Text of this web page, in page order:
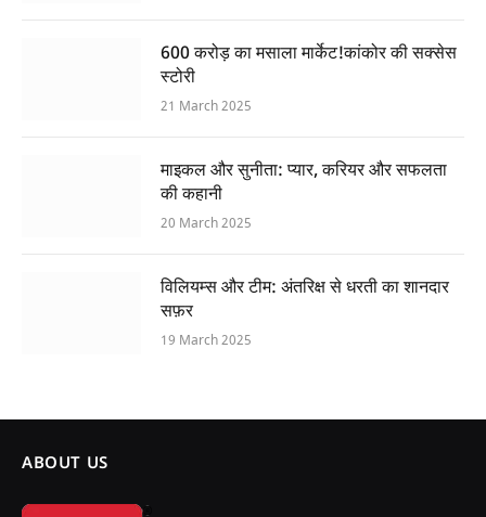
600 करोड़ का मसाला मार्केट!कांकोर की सक्सेस
स्टोरी
21 March 2025
माइकल और सुनीता: प्यार, करियर और सफलता
की कहानी
20 March 2025
विलियम्स और टीम: अंतरिक्ष से धरती का शानदार
सफ़र
19 March 2025
ABOUT US